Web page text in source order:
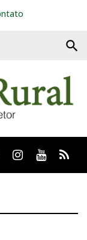
search
twitter Instagram
Youtube